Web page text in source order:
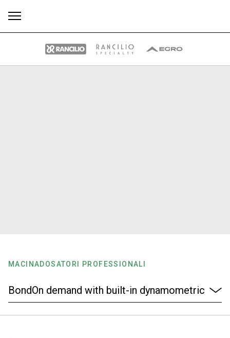
MACINADOSATORI PROFESSIONALI
I nostri Lab